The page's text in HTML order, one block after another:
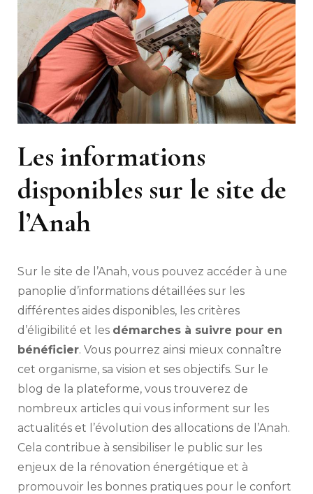
Les informations
disponibles sur le site de
l’Anah
Sur le site de l’Anah, vous pouvez accéder à une
panoplie d’informations détaillées sur les
différentes aides disponibles, les critères
d’éligibilité et les démarches à suivre pour en
bénéficier. Vous pourrez ainsi mieux connaître
cet organisme, sa vision et ses objectifs. Sur le
blog de la plateforme, vous trouverez de
nombreux articles qui vous informent sur les
actualités et l’évolution des allocations de l’Anah.
Cela contribue à sensibiliser le public sur les
enjeux de la rénovation énergétique et à
promouvoir les bonnes pratiques pour le confort